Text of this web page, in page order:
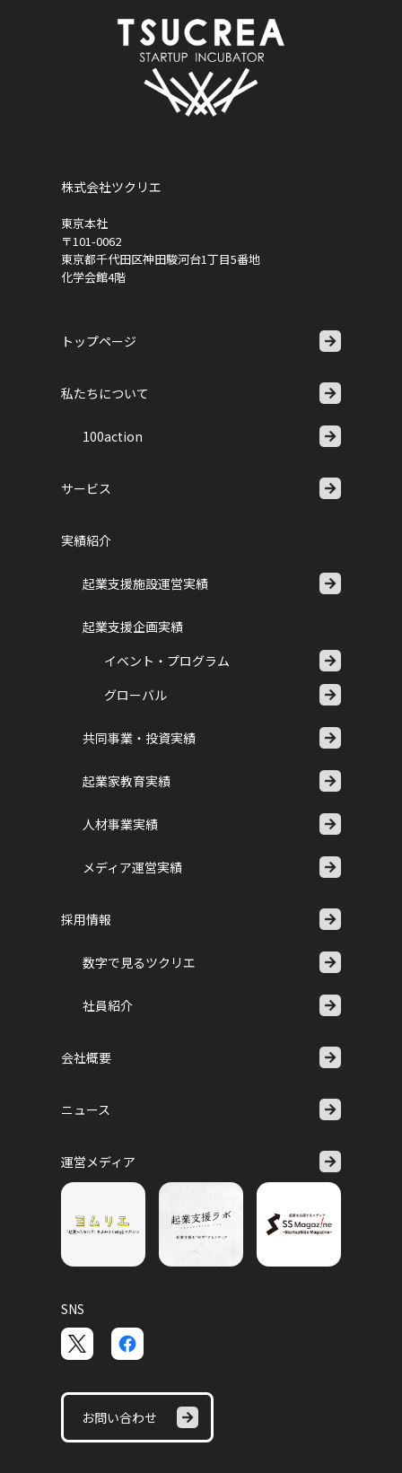
株式会社ツクリエ
東京本社
〒101-0062
東京都千代田区神田駿河台1丁目5番地
化学会館4階
トップページ
私たちについて
100action
サービス
実績紹介
起業支援施設運営実績
起業支援企画実績
イベント・プログラム
グローバル
共同事業・投資実績
起業家教育実績
人材事業実績
メディア運営実績
採用情報
数字で見るツクリエ
社員紹介
会社概要
ニュース
運営メディア
SNS
お問い合わせ